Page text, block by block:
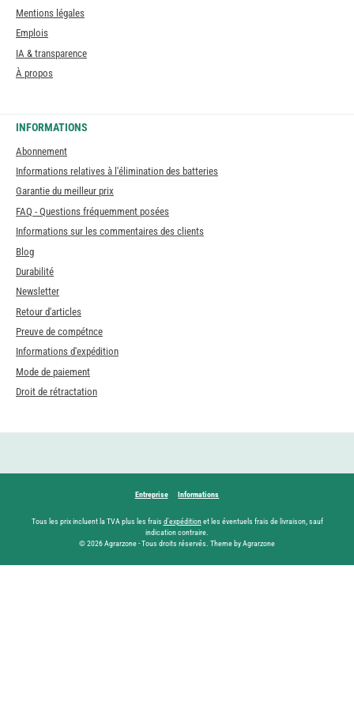
Mentions légales
Emplois
IA & transparence
À propos
INFORMATIONS
Abonnement
Informations relatives à l'élimination des batteries
Garantie du meilleur prix
FAQ - Questions fréquemment posées
Informations sur les commentaires des clients
Blog
Durabilité
Newsletter
Retour d'articles
Preuve de compétnce
Informations d'expédition
Mode de paiement
Droit de rétractation
Entreprise Informations
Tous les prix incluent la TVA plus les frais d'expéditionet les éventuels frais de livraison, sauf
indication contraire.
© 2026 Agrarzone - Tous droits réservés. Theme by Agrarzone